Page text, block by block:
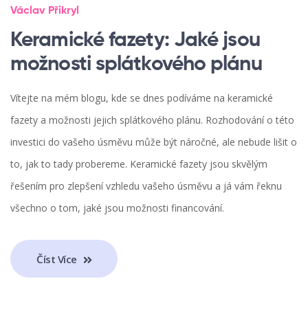
Václav Přikryl
Keramické fazety: Jaké jsou
možnosti splátkového plánu
Vítejte na mém blogu, kde se dnes podíváme na keramické
fazety a možnosti jejich splátkového plánu. Rozhodování o této
investici do vašeho úsměvu může být náročné, ale nebude lišit o
to, jak to tady probereme. Keramické fazety jsou skvělým
řešením pro zlepšení vzhledu vašeho úsměvu a já vám řeknu
všechno o tom, jaké jsou možnosti financování.
Číst Více